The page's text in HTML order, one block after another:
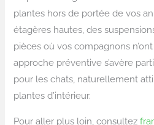
plantes hors de portée de vos
étagères hautes, des
pièces où vos compagnons
approche préventive s’avère
pour les chats, naturellement
plantes d’intérieur.
Pour aller plus loin, consultez